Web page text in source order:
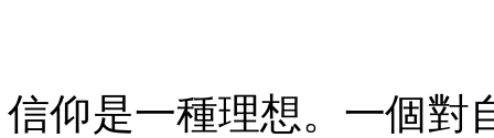
信仰是一種理想。一個對